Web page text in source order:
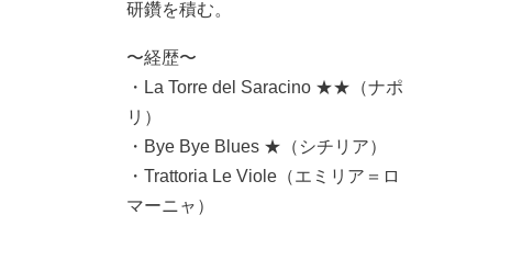
研鑽を積む。
〜経歴〜
・La Torre del Saracino ★★（ナポ
リ）
・Bye Bye Blues ★（シチリア）
・Trattoria Le Viole（エミリア＝ロ
マーニャ）